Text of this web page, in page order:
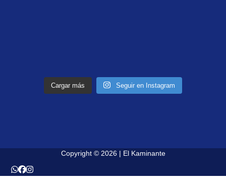
Cargar más Seguir en Instagram
Copyright © 2026 | El Kaminante